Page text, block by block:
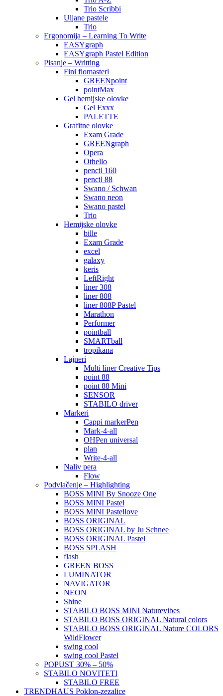
Trio Scribbi
Uljane pastele
Trio
Ergonomija – Learning To Write
EASYgraph
EASYgraph Pastel Edition
Pisanje – Writting
Fini flomasteri
GREENpoint
pointMax
Gel hemijske olovke
Gel Exxx
PALETTE
Grafitne olovke
Exam Grade
GREENgraph
Opera
Othello
pencil 160
pencil 88
Swano / Schwan
Swano neon
Swano pastel
Trio
Hemijske olovke
bille
Exam Grade
excel
galaxy
keris
LeftRight
liner 308
liner 808
liner 808P Pastel
Marathon
Performer
pointball
SMARTball
tropikana
Lajneri
Multi liner Creative Tips
point 88
point 88 Mini
SENSOR
STABILO driver
Markeri
Cappi markerPen
Mark-4-all
OHPen universal
plan
Write-4-all
Naliv pera
Flow
Podvlačenje – Highlighting
BOSS MINI By Snooze One
BOSS MINI Pastel
BOSS MINI Pastellove
BOSS ORIGINAL
BOSS ORIGINAL by Ju Schnee
BOSS ORIGINAL Pastel
BOSS SPLASH
flash
GREEN BOSS
LUMINATOR
NAVIGATOR
NEON
Shine
STABILO BOSS MINI Naturevibes
STABILO BOSS ORIGINAL Natural colors
STABILO BOSS ORIGINAL Nature COLORS
WildFlower
swing cool
swing cool Pastel
POPUST 30% – 50%
STABILO NOVITETI
STABILO FREE
TRENDHAUS Poklon-zezalice